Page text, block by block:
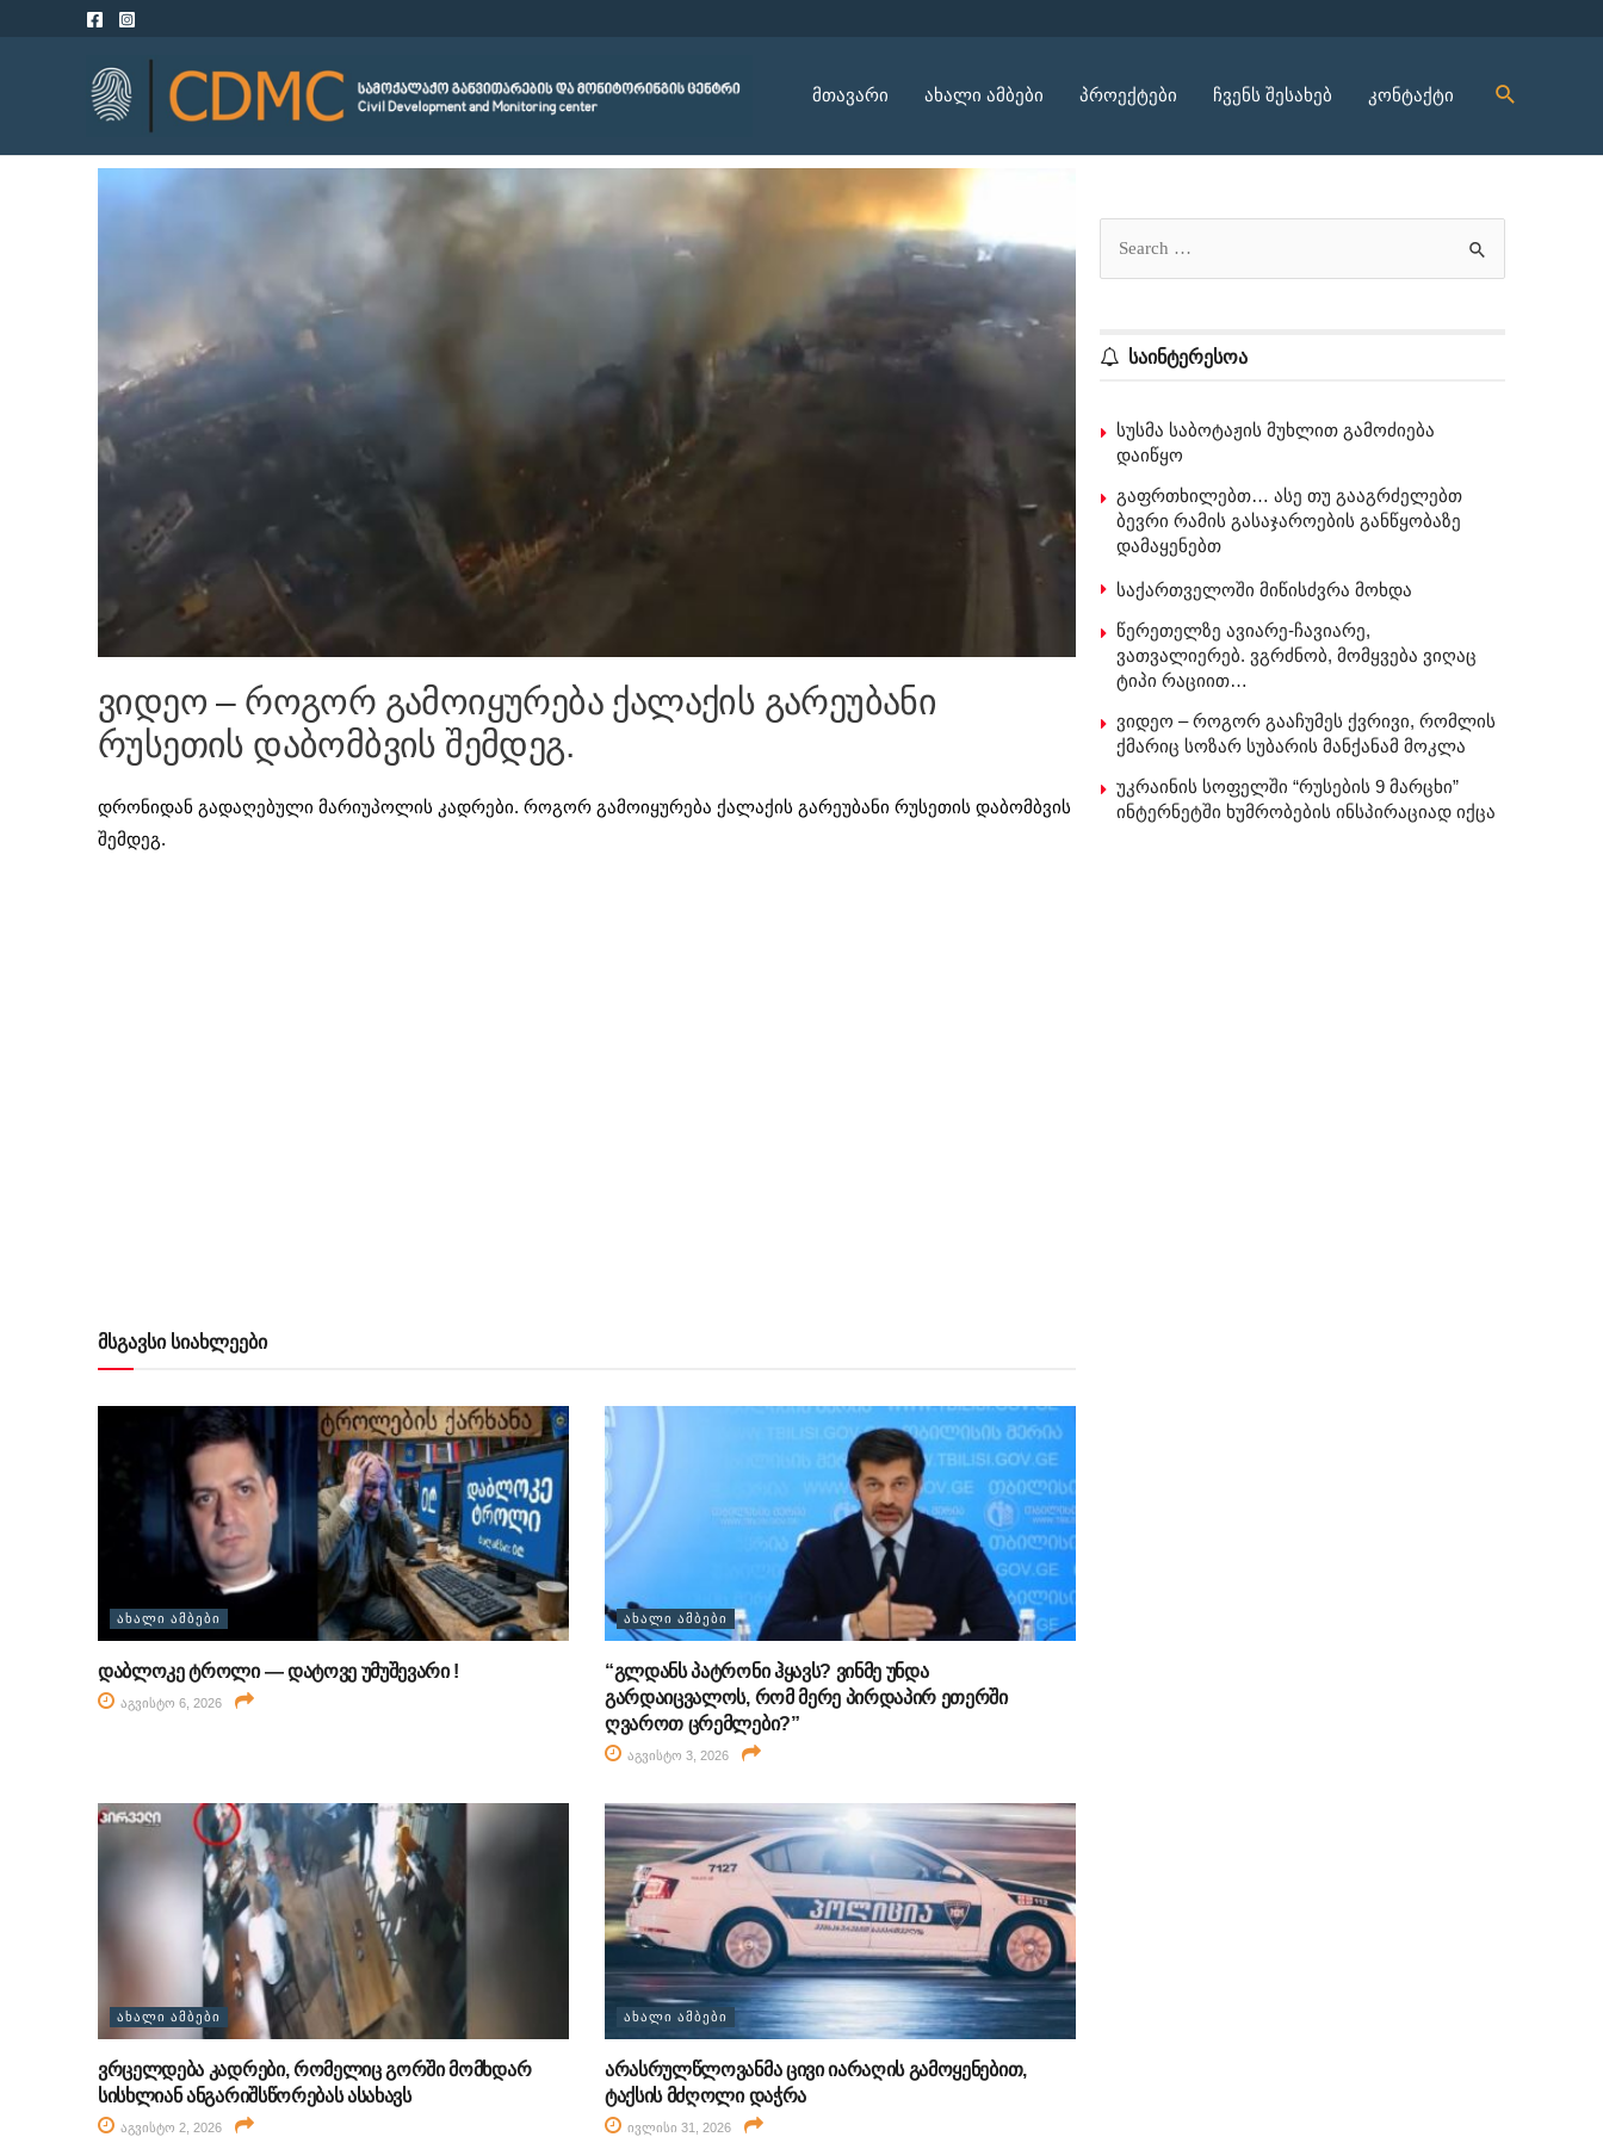
მთავარი ახალი ამბები პროექტები ჩვენს შესახებ კონტაქტი
ვიდეო – როგორ გამოიყურება ქალაქის გარეუბანი
რუსეთის დაბომბვის შემდეგ.
დრონიდან გადაღებული მარიუპოლის კადრები. როგორ გამოიყურება ქალაქის გარეუბანი რუსეთის დაბომბვის
შემდეგ.
მსგავსი სიახლეები
ᲐᲮᲐᲚᲘ ᲐᲛᲑᲔᲑᲘ
დაბლოკე ტროლი — დატოვე უმუშევარი !
აგვისტო 6, 2026
ᲐᲮᲐᲚᲘ ᲐᲛᲑᲔᲑᲘ
“გლდანს პატრონი ჰყავს? ვინმე უნდა
გარდაიცვალოს, რომ მერე პირდაპირ ეთერში
ღვაროთ ცრემლები?”
აგვისტო 3, 2026
ᲐᲮᲐᲚᲘ ᲐᲛᲑᲔᲑᲘ
ვრცელდება კადრები, რომელიც გორში მომხდარ
სისხლიან ანგარიშსწორებას ასახავს
აგვისტო 2, 2026
ᲐᲮᲐᲚᲘ ᲐᲛᲑᲔᲑᲘ
არასრულწლოვანმა ცივი იარაღის გამოყენებით,
ტაქსის მძღოლი დაჭრა
ივლისი 31, 2026
საინტერესოა
სუსმა საბოტაჟის მუხლით გამოძიება
დაიწყო
გაფრთხილებთ… ასე თუ გააგრძელებთ
ბევრი რამის გასაჯაროების განწყობაზე
დამაყენებთ
საქართველოში მიწისძვრა მოხდა
წერეთელზე ავიარე-ჩავიარე,
ვათვალიერებ. ვგრძნობ, მომყვება ვიღაც
ტიპი რაციით…
ვიდეო – როგორ გააჩუმეს ქვრივი, რომლის
ქმარიც სოზარ სუბარის მანქანამ მოკლა
უკრაინის სოფელში “რუსების 9 მარცხი”
ინტერნეტში ხუმრობების ინსპირაციად იქცა